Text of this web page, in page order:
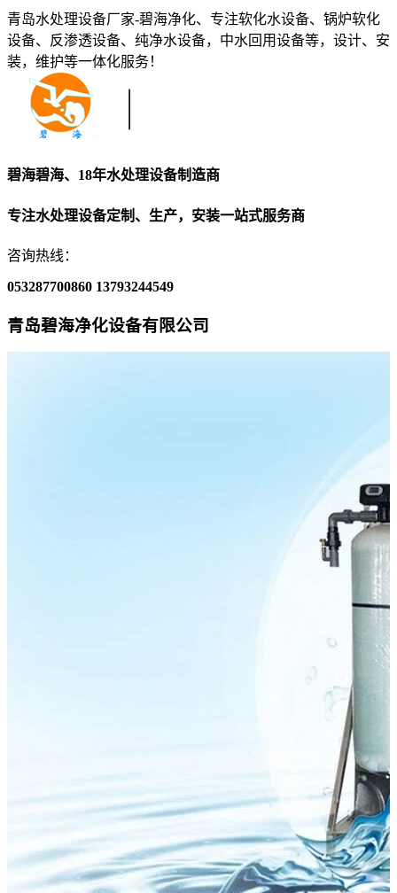
青岛水处理设备厂家-碧海净化、专注软化水设备、锅炉软化
设备、反渗透设备、纯净水设备，中水回用设备等，设计、安
装，维护等一体化服务！
碧海碧海、18年水处理设备制造商
专注水处理设备定制、生产，安装一站式服务商
咨询热线：
053287700860 13793244549
青岛碧海净化设备有限公司